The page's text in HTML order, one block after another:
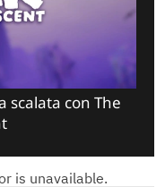
scalata con The